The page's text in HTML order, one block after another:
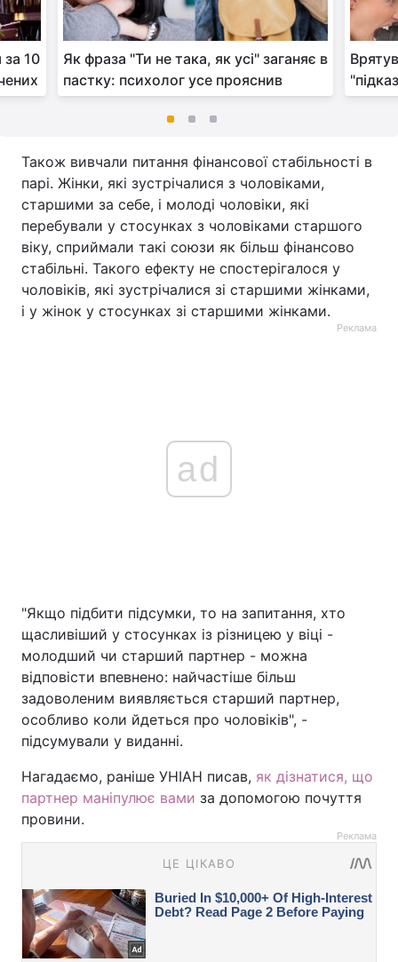
10
Як фраза "Ти не така, як усі" заганяє в
пастку: психолог усе прояснив
Також вивчали питання фінансової стабільності в
парі. Жінки, які зустрічалися з чоловіками,
старшими за себе, і молоді чоловіки, які
перебували у стосунках з чоловіками старшого
віку, сприймали такі союзи як більш фінансово
стабільні. Такого ефекту не спостерігалося у
чоловіків, які зустрічалися зі старшими жінками,
і у жінок у стосунках зі старшими жінками.
Реклама
ad
"Якщо підбити підсумки, то на запитання, хто
щасливіший у стосунках із різницею у віці -
молодший чи старший партнер - можна
відповісти впевнено: найчастіше більш
задоволеним виявляється старший партнер,
особливо коли йдеться про чоловіків", -
підсумували у виданні.
Нагадаємо, раніше УНІАН писав, як дізнатися, що
партнер маніпулює вами за допомогою почуття
провини.
Реклама